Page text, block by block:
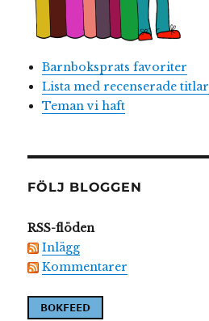
Barnboksprats favoriter
Lista med recenserade titlar
Teman vi haft
FÖLJ BLOGGEN
RSS-flöden
Inlägg
Kommentarer